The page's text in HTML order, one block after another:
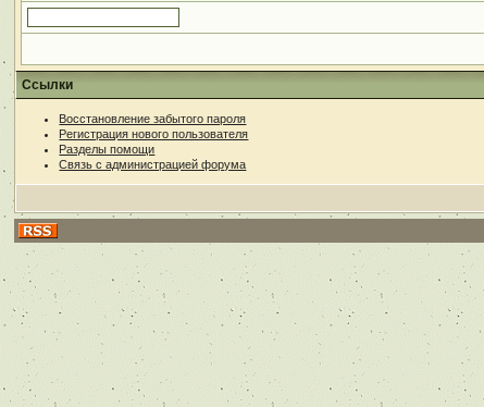
Ссылки
Восстановление забытого пароля
Регистрация нового пользователя
Разделы помощи
Связь с администрацией форума